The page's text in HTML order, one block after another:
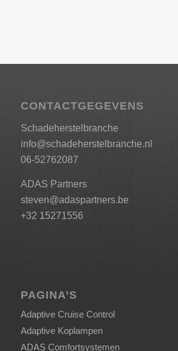
CONTACTGEGEVENS
Schadeherstelbranche
info@schadeherstelbranche.nl
06-52762087
ADAS Partners
steven@adaspartners.be
+32 15271556
PAGINA’S
Adaptive Cruise Control
Adaptive Koplampen
ADAS Comfortsystemen